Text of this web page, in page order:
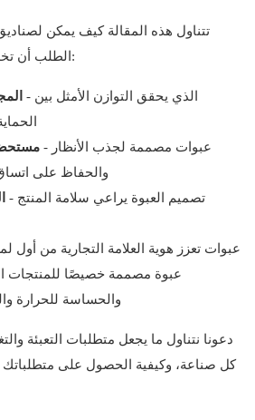
تتناول هذه المقالة كيف يمكن
الطلب أن تخدم كلًا من هذه الصناعات:
- الذي يحقق التوازن الأمثل بين
- عبوات مصممة لجذب الأنظار
والحفاظ على اتساق
- تصميم العبوة يراعي سلامة المنتج
- عبوات تعزز هوية العلامة التجارية من أول
والحساسة للحرارة
دعونا نتناول ما يجعل متطلبات التعبئة
كل صناعة، وكيفية الحصول على